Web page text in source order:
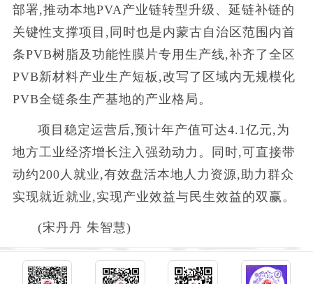
部署,推动本地PVA产业链转型升级、延链补链的
关键性支撑项目,同时也是内蒙古自治区范围内首
条PVB树脂及功能性膜片专用生产线,补齐了全区
PVB新材料产业生产短板,改写了区域内无规模化
PVB全链条生产基地的产业格局。
项目稳定运营后,预计年产值可达4.1亿元,为
地方工业经济增长注入强劲动力。同时,可直接带
动约200人就业,有效盘活本地人力资源,助力群众
实现就近就业,实现产业效益与民生效益的双赢。
(宋丹丹 朱智慧)